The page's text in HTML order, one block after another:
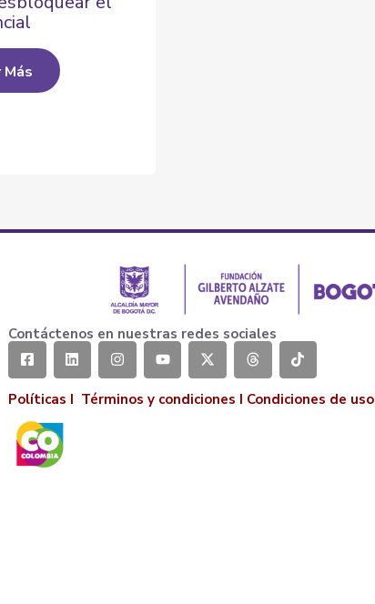
Más
Contáctenos en nuestras redes sociales
Políticas I Términos y condiciones I Condiciones de uso